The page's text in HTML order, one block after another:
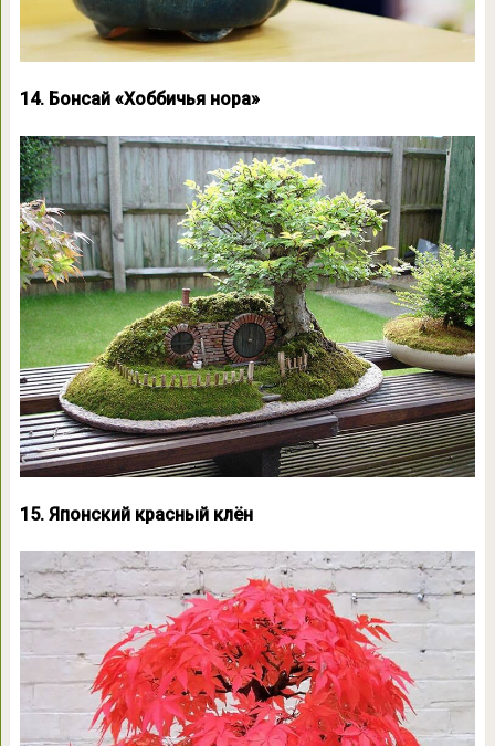
14. Бонсай «Хоббичья нора»
15. Японский красный клён